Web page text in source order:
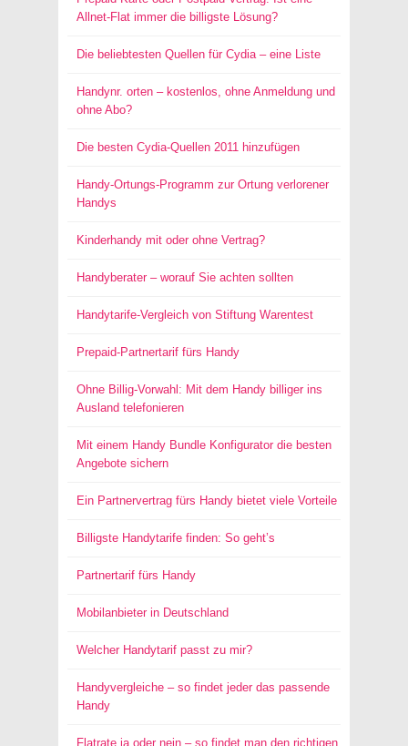
Allnet-Flat immer die billigste Lösung?
Die beliebtesten Quellen für Cydia – eine Liste
Handynr. orten – kostenlos, ohne Anmeldung und
ohne Abo?
Die besten Cydia-Quellen 2011 hinzufügen
Handy-Ortungs-Programm zur Ortung verlorener
Handys
Kinderhandy mit oder ohne Vertrag?
Handyberater – worauf Sie achten sollten
Handytarife-Vergleich von Stiftung Warentest
Prepaid-Partnertarif fürs Handy
Ohne Billig-Vorwahl: Mit dem Handy billiger ins
Ausland telefonieren
Mit einem Handy Bundle Konfigurator die besten
Angebote sichern
Ein Partnervertrag fürs Handy bietet viele Vorteile
Billigste Handytarife finden: So geht’s
Partnertarif fürs Handy
Mobilanbieter in Deutschland
Welcher Handytarif passt zu mir?
Handyvergleiche – so findet jeder das passende
Handy
Flatrate ja oder nein – so findet man den richtigen